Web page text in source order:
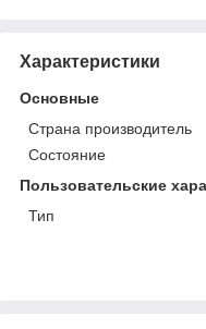
Характеристики
Основные
Страна производитель
Состояние
Пользовательские
Тип